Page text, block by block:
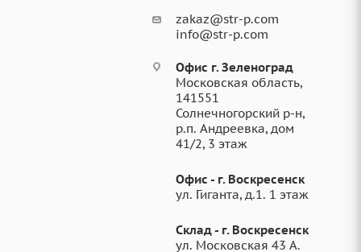
zakaz@str-p.com
info@str-p.com
Офис г. Зеленоград
Московская область,
141551
Солнечногорский р-н,
р.п. Андреевка, дом
41/2, 3 этаж
Офис - г. Воскресенск
ул. Гиганта, д.1. 1 этаж
Склад - г. Воскресенск
ул. Московская 43 А.